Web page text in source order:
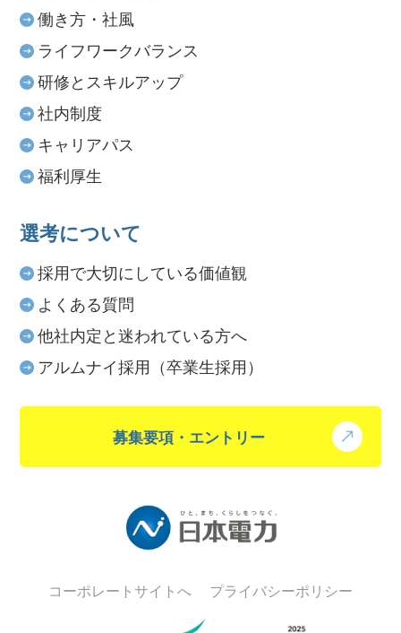
働き方・社風
ライフワークバランス
研修とスキルアップ
社内制度
キャリアパス
福利厚生
選考について
採用で大切にしている価値観
よくある質問
他社内定と迷われている方へ
アルムナイ採用（卒業生採用）
募集要項・エントリー
コーポレートサイトへ プライバシーポリシー